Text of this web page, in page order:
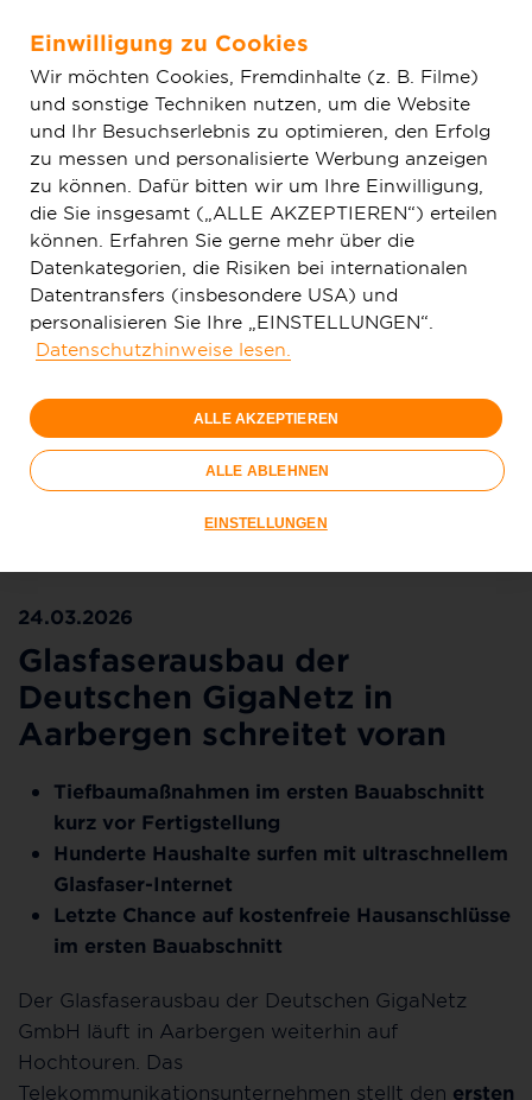
Zum Hauptinhalt springen
Aktuelles
Deutschen GigaNetz in Aarbergen schreitet voran
Der erste Bauabschnitt von Aarbergen ist kurz vor der
24.03.2026
Glasfaserausbau der
Deutschen GigaNetz in
Aarbergen schreitet voran
Tiefbaumaßnahmen im ersten Bauabschnitt
kurz vor Fertigstellung
Hunderte Haushalte surfen mit ultraschnellem
Glasfaser-Internet
Letzte Chance auf kostenfreie Hausanschlüsse
im ersten Bauabschnitt
Der Glasfaserausbau der Deutschen GigaNetz
GmbH läuft in Aarbergen weiterhin auf
Hochtouren. Das
Telekommunikationsunternehmen stellt den ersten
Einwilligung zu Cookies
Wir möchten Cookies, Fremdinhalte (z. B. Filme)
und sonstige Techniken nutzen, um die Website
und Ihr Besuchserlebnis zu optimieren, den Erfolg
zu messen und personalisierte Werbung anzeigen
zu können. Dafür bitten wir um Ihre Einwilligung,
die Sie insgesamt („ALLE AKZEPTIEREN“) erteilen
können. Erfahren Sie gerne mehr über die
Datenkategorien, die Risiken bei internationalen
Datentransfers (insbesondere USA) und
personalisieren Sie Ihre „EINSTELLUNGEN“.
Datenschutzhinweise lesen.
ALLE AKZEPTIEREN
ALLE ABLEHNEN
EINSTELLUNGEN